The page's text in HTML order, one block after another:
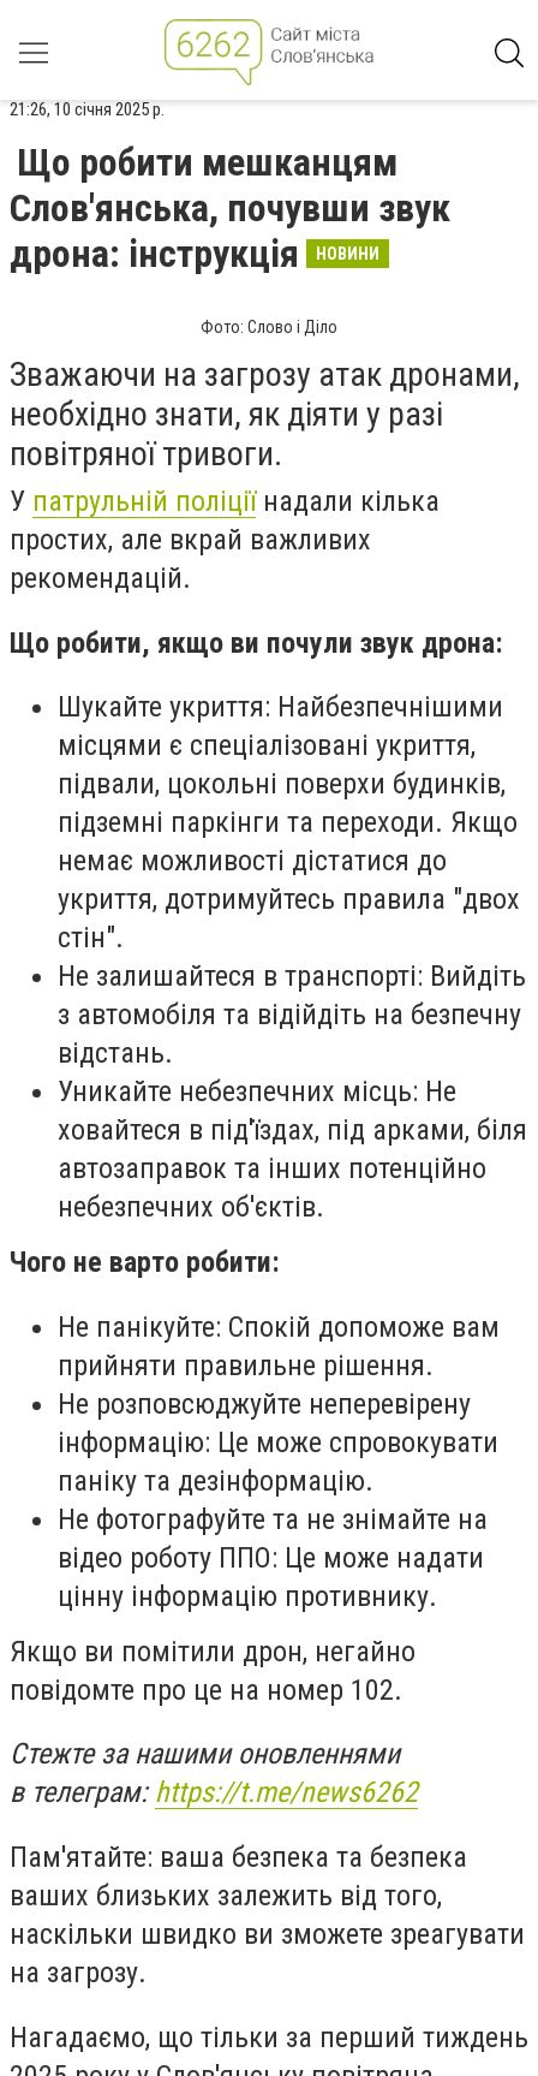
21:26, 10 січня 2025 р.
Що робити мешканцям
Слов'янська, почувши звук
дрона: інструкція
НОВИНИ
Фото: Слово і Діло
Зважаючи на загрозу атак дронами,
необхідно знати, як діяти у разі
повітряної тривоги.
У патрульній поліціїнадали кілька
простих, але вкрай важливих
рекомендацій.
Що робити, якщо ви почули звук дрона:
Шукайте укриття: Найбезпечнішими
місцями є спеціалізовані укриття,
підвали, цокольні поверхи будинків,
підземні паркінги та переходи. Якщо
немає можливості дістатися до
укриття, дотримуйтесь правила "двох
стін".
Не залишайтеся в транспорті: Вийдіть
з автомобіля та відійдіть на безпечну
відстань.
Уникайте небезпечних місць: Не
ховайтеся в під'їздах, під арками, біля
автозаправок та інших потенційно
небезпечних об'єктів.
Чого не варто робити:
Не панікуйте: Спокій допоможе вам
прийняти правильне рішення.
Не розповсюджуйте неперевірену
інформацію: Це може спровокувати
паніку та дезінформацію.
Не фотографуйте та не знімайте на
відео роботу ППО: Це може надати
цінну інформацію противнику.
Якщо ви помітили дрон, негайно
повідомте про це на номер 102.
Стежте за нашими оновленнями
в телеграм:https://t.me/news6262
Пам'ятайте: ваша безпека та безпека
ваших близьких залежить від того,
наскільки швидко ви зможете зреагувати
на загрозу.
Нагадаємо, що тільки за перший тиждень